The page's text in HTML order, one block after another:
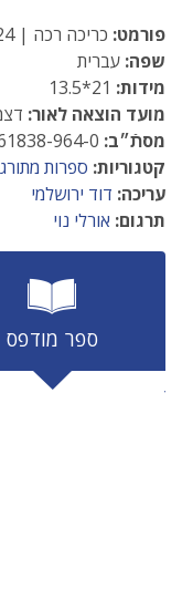
פורמט: כריכה רכה | 124 עמ׳
שפה: עברית
מידות:
מועד הוצאה לאור:
מסתֿ״ב:
קטגוריות: ספרות
עריכה: דוד ירושלמי
תרגום: אורלי נוי
ספר מודפס